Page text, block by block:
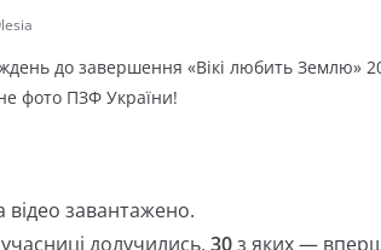
до завершення «Вікі любить Землю»
фото ПЗФ України!
відео завантажено.
долучились, 30з яких —